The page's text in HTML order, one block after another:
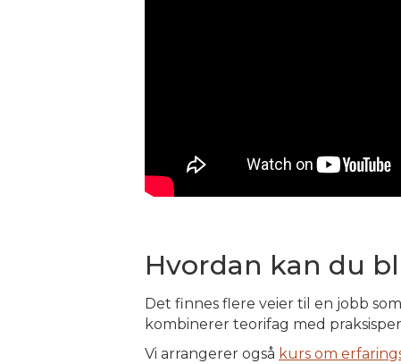
Hvordan kan du
Det finnes flere veier til en jobb
kombinerer teorifag med
Vi arrangerer også kurs om